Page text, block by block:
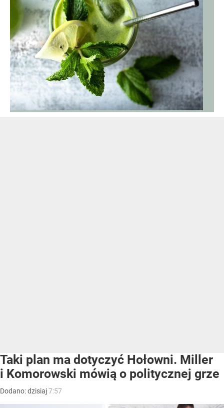
Taki plan ma dotyczyć Hołowni. Miller
i Komorowski mówią o politycznej grze
Dodano:dzisiaj7:57